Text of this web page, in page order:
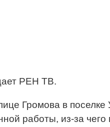
РЕН ТВ.
Громова в
работы, из-за чего